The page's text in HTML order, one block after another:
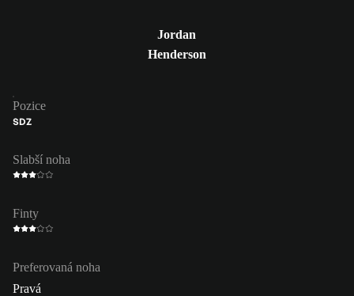
Jordan
Henderson
Pozice
SDZ
Slabší noha
Finty
Preferovaná noha
Pravá